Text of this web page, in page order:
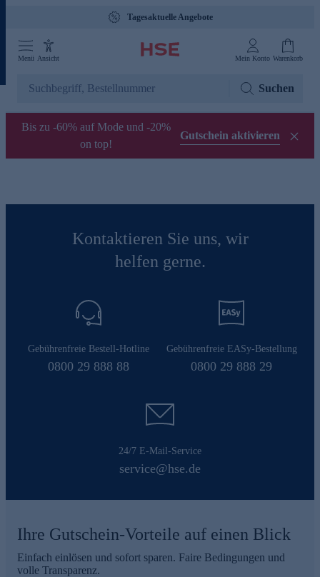
Tagesaktuelle Angebote
Menü Ansicht Mein Konto Warenkorb
Suchen
Bis zu -60% auf Mode und -20%
on top!
Gutschein aktivieren
Kontaktieren Sie uns, wir
helfen gerne.
Gebührenfreie Bestell-Hotline
0800 29 888 88
Gebührenfreie EASy-Bestellung
0800 29 888 29
24/7 E-Mail-Service
service@hse.de
Ihre Gutschein-Vorteile auf einen Blick
Einfach einlösen und sofort sparen. Faire Bedingungen und
volle Transparenz.